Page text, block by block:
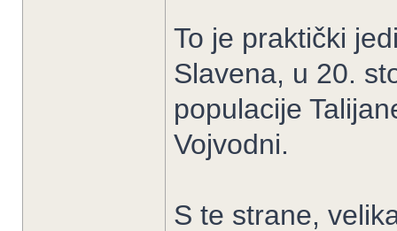
To je praktički
Slavena, u 20.
populacije
Vojvodni.
S te strane,